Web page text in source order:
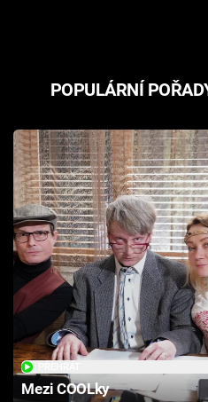
POPULÁRNÍ
Mezi COOLky